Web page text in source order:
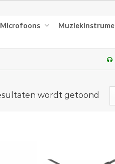
Microfoons
wordt getoond